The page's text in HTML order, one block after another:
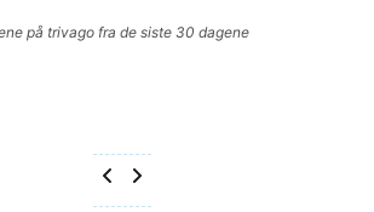
på trivago fra de siste 30 dagene